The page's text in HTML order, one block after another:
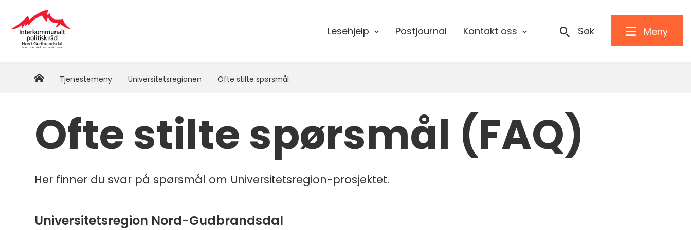
Interkommunalt
råd
Gudbrandsdal
Lesehjelp Postjournal Kontakt oss Søk Meny
DuHjemTjenestemeny Universitetsregionen Ofte stilte spørsmål
Ofte stilte spørsmål (FAQ)
Her finner du svar på spørsmål om Universitetsregion-prosjektet.
Universitetsregion Nord-Gudbrandsdal